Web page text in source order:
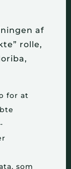
af
rolle,
for at
som